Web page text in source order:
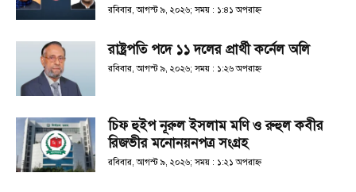
রবিবার, আগস্ট ৯, ২০২৬; সময় : ১:৪১ অপরাহ্ণ
রাষ্ট্রপতি পদে ১১ দলের প্রার্থী কর্নেল অলি
রবিবার, আগস্ট ৯, ২০২৬; সময় : ১:২৬ অপরাহ্ণ
চিফ হুইপ নূরুল ইসলাম মণি ও রুহুল কবীর
রিজভীর মনোনয়নপত্র সংগ্রহ
রবিবার, আগস্ট ৯, ২০২৬; সময় : ১:২১ অপরাহ্ণ